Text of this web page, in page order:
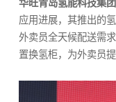
华旺青岛氢能科技集
应用进展，其推出的
外卖员全天候配送需
置换氢柜，为外卖员